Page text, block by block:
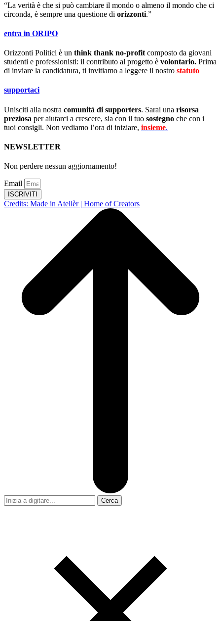
“La verità è che si può cambiare il mondo o almeno il mondo che ci
circonda, è sempre una questione di orizzonti.”
entra in ORIPO
Orizzonti Politici è un think thank no-profit composto da giovani
studenti e professionisti: il contributo al progetto è volontario. Prima
di inviare la candidatura, ti invitiamo a leggere il nostro statuto
supportaci
Unisciti alla nostra comunità di supporters. Sarai una risorsa
preziosa per aiutarci a crescere, sia con il tuo sostegno che con i
tuoi consigli. Non vediamo l’ora di iniziare, insieme.
NEWSLETTER
Non perdere nessun aggiornamento!
Email
ISCRIVITI
Credits: Made in Atelièr | Home of Creators
Cerca